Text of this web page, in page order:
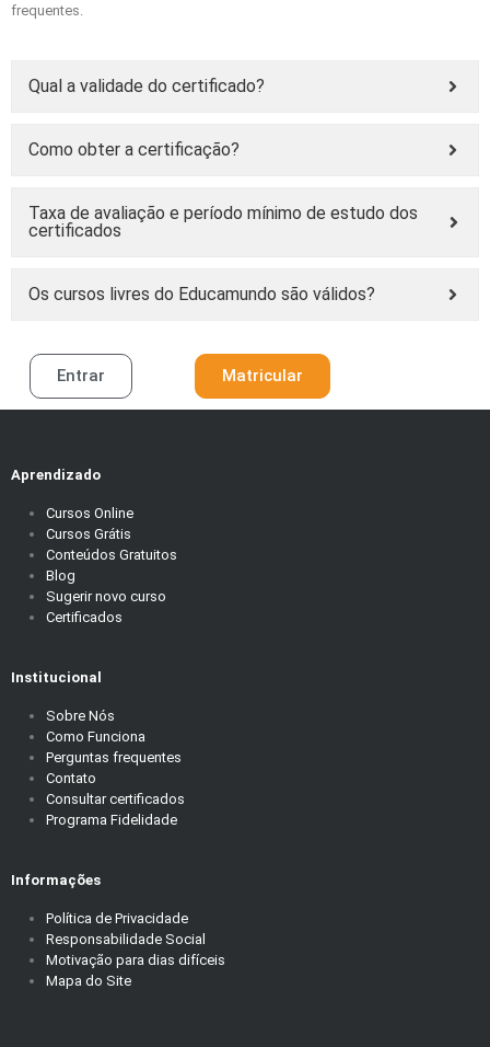
frequentes.
Qual a validade do certificado?
Como obter a certificação?
Taxa de avaliação e período mínimo de estudo dos
certificados
Os cursos livres do Educamundo são válidos?
Entrar Matricular
Aprendizado
Cursos Online
Cursos Grátis
Conteúdos Gratuitos
Blog
Sugerir novo curso
Certificados
Institucional
Sobre Nós
Como Funciona
Perguntas frequentes
Contato
Consultar certificados
Programa Fidelidade
Informações
Política de Privacidade
Responsabilidade Social
Motivação para dias difíceis
Mapa do Site